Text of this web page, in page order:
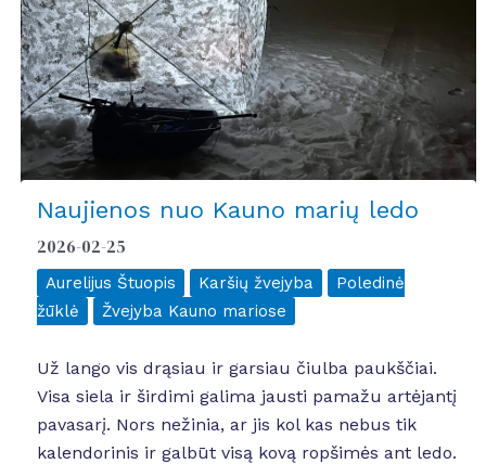
Naujienos nuo Kauno marių ledo
2026-02-25
Aurelijus Štuopis Karšių žvejyba
Poledinė
žūklė
Žvejyba Kauno mariose
Už lango vis drąsiau ir garsiau čiulba paukščiai.
Visa siela ir širdimi galima jausti pamažu artėjantį
pavasarį. Nors nežinia, ar jis kol kas nebus tik
kalendorinis ir galbūt visą kovą ropšimės ant ledo.